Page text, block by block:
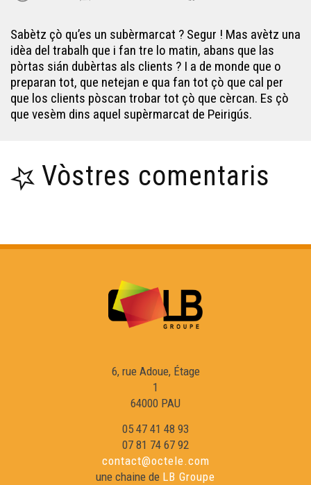
T'ÒC T'ÒC - Adishatz (VOSTFR)
T'ÒC T'ÒC - La cotelariá de Nontronh (VOSTFR)
(VOSTFR)
T'ÒC T'ÒC - La mustra d'òbras contemporanèas
T'ÒC T'ÒC - Banhs de secors (VOSTFR)
T'ÒC T'ÒC - Lo Best Of de la sason 1
Sabètz çò qu’es un subèrmarcat ? Segur ! Mas avètz una
idèa del trabalh que i fan tre lo matin, abans que las
pòrtas sián dubèrtas als clients ? I a de monde que o
preparan tot, que netejan e qua fan tot çò que cal per
que los clients pòscan trobar tot çò que cèrcan. Es çò
que vesèm dins aquel supèrmarcat de Peirigús.
Vòstres comentaris
6, rue Adoue, Étage
1
64000 PAU
05 47 41 48 93
07 81 74 67 92
contact@octele.com
une chaine de LB Groupe